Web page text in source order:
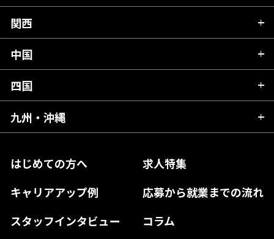
はじめての方へ
求人特集
キャリアアップ例
応募から就業までの流れ
スタッフインタビュー
コラム
岩手県
宮城県
福島県
群馬県
千葉県
東京都
神奈川県
富山県
石川県
山梨県
長野県
岐阜県
静岡県
愛知県
関西
滋賀県
京都府
大阪府
奈良県
和歌山県
中国
広島県
岡山県
島根県
山口県
四国
愛媛県
高知県
徳島県
九州・沖縄